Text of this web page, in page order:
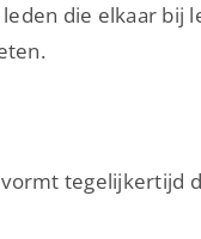
die elkaar bij
tegelijkertijd